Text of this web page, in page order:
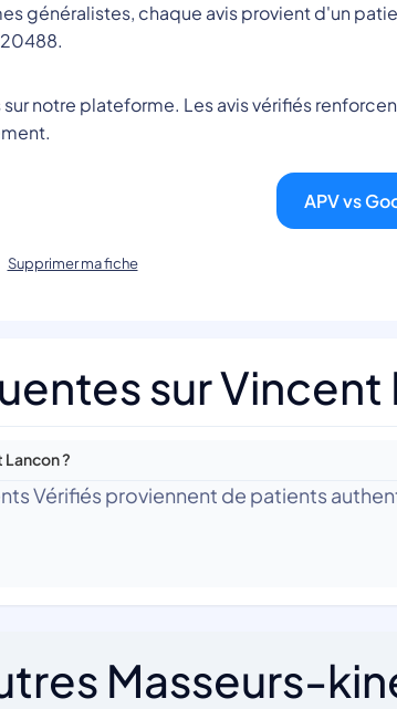
généralistes, chaque avis provient d'un
20488.
notre plateforme. Les avis vérifiés
APV vs
Supprimer ma fiche
sur Vincent
?
Vérifiés proviennent de patients
Masseurs-